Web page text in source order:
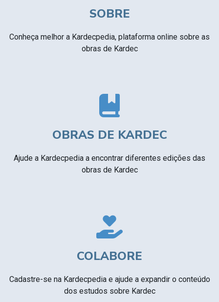
SOBRE
Conheça melhor a Kardecpedia, plataforma online sobre as
obras de Kardec
OBRAS DE KARDEC
Ajude a Kardecpedia a encontrar diferentes edições das
obras de Kardec
COLABORE
Cadastre-se na Kardecpedia e ajude a expandir o conteúdo
dos estudos sobre Kardec